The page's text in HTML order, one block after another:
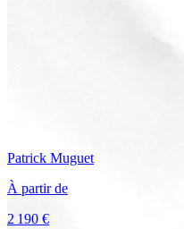
Patrick Muguet
À partir de
2 190 €